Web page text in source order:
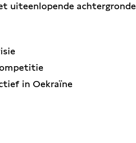
uiteenlopende
in Oekraïne